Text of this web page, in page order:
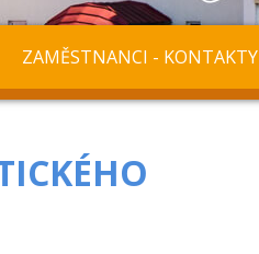
ZAMĚSTNANCI - KONTAKTY